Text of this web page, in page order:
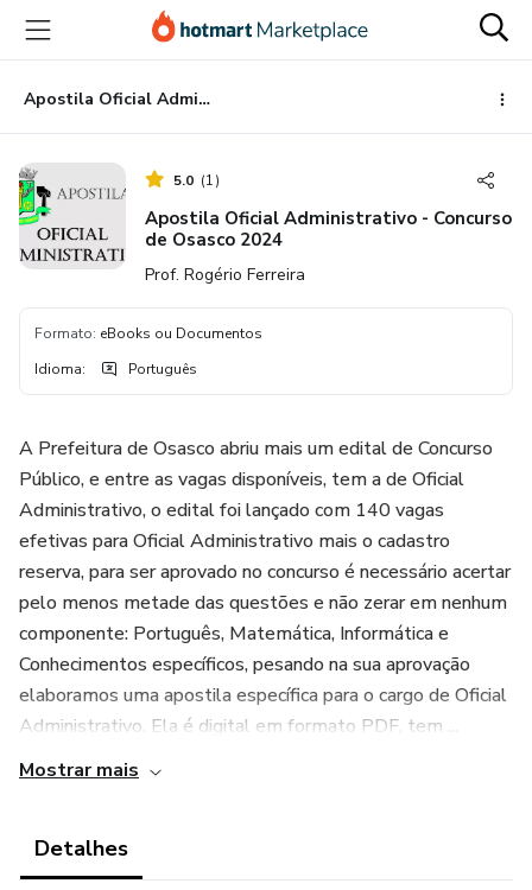
para
conteúdo
principal
para
pagamento
para
rodapé
Apostila Oficial Administrativo - Concurso de Osasco 2024
5.0 (1)
Apostila Oficial Administrativo - Concurso
de Osasco 2024
Prof. Rogério Ferreira
Formato: eBooks ou Documentos
Idioma: Português
A Prefeitura de Osasco abriu mais um edital de Concurso
Público, e entre as vagas disponíveis, tem a de Oficial
Administrativo, o edital foi lançado com 140 vagas
efetivas para Oficial Administrativo mais o cadastro
reserva, para ser aprovado no concurso é necessário acertar
pelo menos metade das questões e não zerar em nenhum
componente: Português, Matemática, Informática e
Conhecimentos específicos, pesando na sua aprovação
elaboramos uma apostila específica para o cargo de Oficial
Administrativo. Ela é digital em formato PDF, tem ...
Mostrar mais
Detalhes